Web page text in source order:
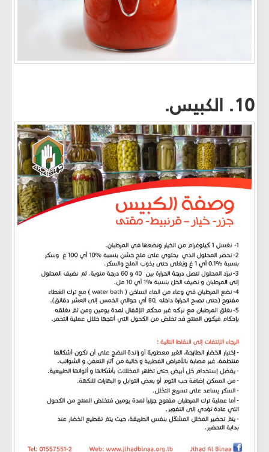
10. الكبيس.